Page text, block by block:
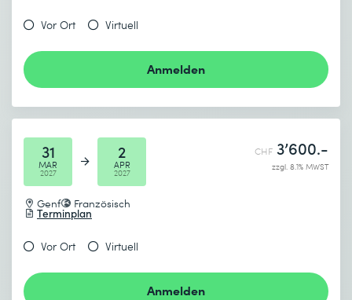
Vor Ort Virtuell
Anmelden
31
MAR
2027
2
APR
2027
Genf Französisch
Terminplan
CHF 3’600.-
zzgl. 8.1% MWST
Vor Ort Virtuell
Anmelden